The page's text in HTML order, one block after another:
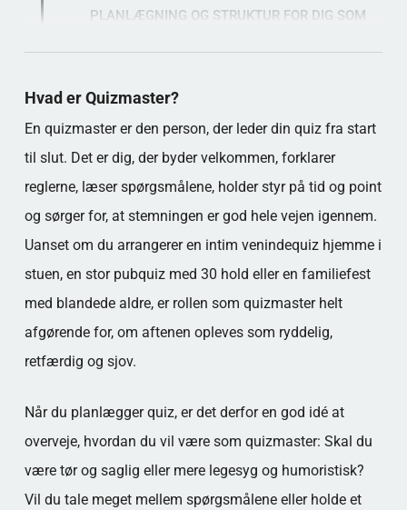
Hvad er Quizmaster?
En quizmaster er den person, der leder din quiz fra start
til slut. Det er dig, der byder velkommen, forklarer
reglerne, læser spørgsmålene, holder styr på tid og point
og sørger for, at stemningen er god hele vejen igennem.
Uanset om du arrangerer en intim venindequiz hjemme i
stuen, en stor pubquiz med 30 hold eller en familiefest
med blandede aldre, er rollen som quizmaster helt
afgørende for, om aftenen opleves som ryddelig,
retfærdig og sjov.
Når du planlægger quiz, er det derfor en god idé at
overveje, hvordan du vil være som quizmaster: Skal du
være tør og saglig eller mere legesyg og humoristisk?
Vil du tale meget mellem spørgsmålene eller holde et
PLANLÆGNING OG STRUKTUR FOR DIG SOM
STATISTIK OG ERFARING SOM STYRER DIN
ROLLE
TIPS TIL STIL, HUMOR OG FORMIDLING
HVORDAN UTVIKLE DIG SOM QUIZMASTER
OVER TID
Populære kategorier